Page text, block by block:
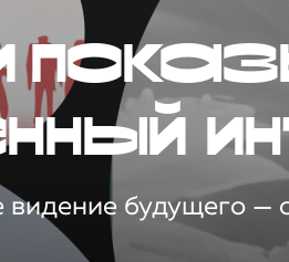
видение будущего —